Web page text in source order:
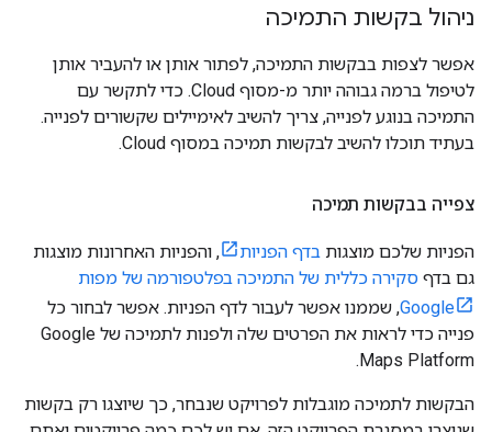
ניהול בקשות התמיכה
אפשר לצפות בבקשות התמיכה, לפתור אותן או להעביר אותן
לטיפול ברמה גבוהה יותר מ-מסוף Cloud. כדי לתקשר עם
התמיכה בנוגע לפנייה, צריך להשיב לאימיילים שקשורים לפנייה.
בעתיד תוכלו להשיב לבקשות תמיכה במסוף Cloud.
צפייה בבקשות תמיכה
הפניות שלכם מוצגות בדף הפניות
, והפניות האחרונות מוצגות
גם בדף סקירה כללית של התמיכה בפלטפורמה של מפות
Google, שממנו אפשר לעבור לדף הפניות. אפשר לבחור כל
פנייה כדי לראות את הפרטים שלה ולפנות לתמיכה של Google
Maps Platform.
הבקשות לתמיכה מוגבלות לפרויקט שנבחר, כך שיוצגו רק בקשות